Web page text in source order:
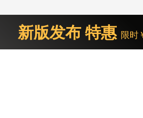
新版发布 特惠 限时